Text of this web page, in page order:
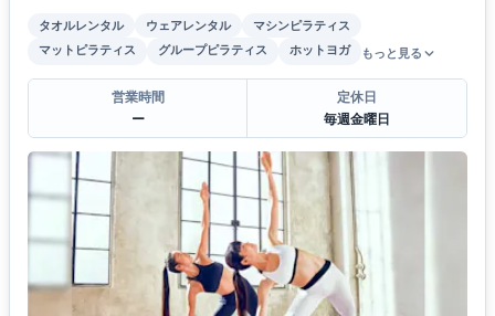
タオルレンタル ウェアレンタル
マシンピラティス
マットピラティス
グループピラティス ホットヨガ もっと見る
営業時間
ー
定休日
毎週金曜日